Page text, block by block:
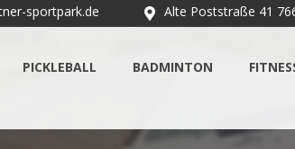
sportpark.de Alte Poststraße 41
PICKLEBALL BADMINTON